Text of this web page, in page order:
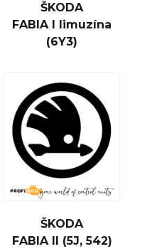
ŠKODA
FABIA I limuzína
(6Y3)
ŠKODA
FABIA II (5J, 542)